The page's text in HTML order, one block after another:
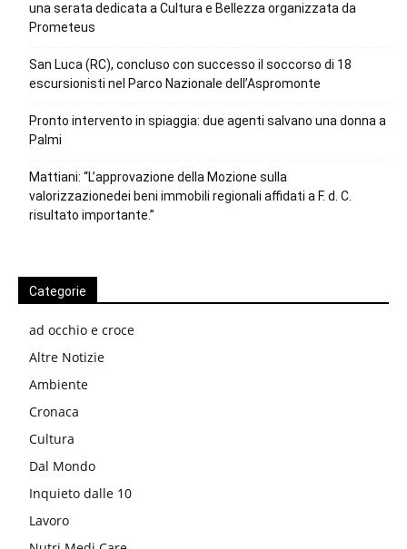
una serata dedicata a Cultura e Bellezza organizzata da
Prometeus
San Luca (RC), concluso con successo il soccorso di 18
escursionisti nel Parco Nazionale dell’Aspromonte
Pronto intervento in spiaggia: due agenti salvano una donna a
Palmi
Mattiani: “L’approvazione della Mozione sulla
valorizzazionedei beni immobili regionali affidati a F. d. C.
risultato importante.”
Categorie
ad occhio e croce
Altre Notizie
Ambiente
Cronaca
Cultura
Dal Mondo
Inquieto dalle 10
Lavoro